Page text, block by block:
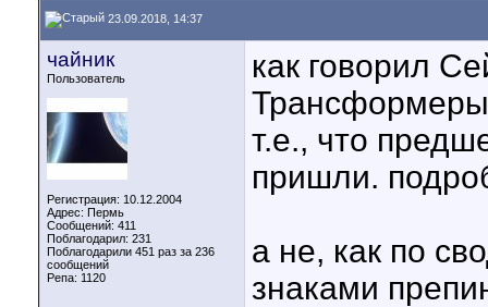
23.09.2018, 14:37
чайник
Пользователь
Регистрация: 10.12.2004
Адрес: Пермь
Сообщений: 411
Поблагодарил: 231
Поблагодарили 451 раз за 236
сообщений
Репа: 1120
как говорил
т.е., что
пришли.
а не, как по
знаками